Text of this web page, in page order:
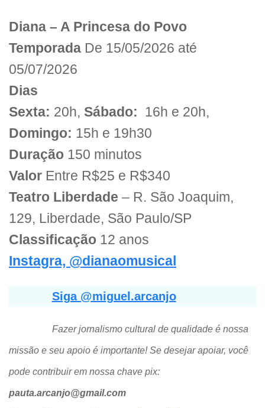
Diana – A Princesa do Povo
Temporada De 15/05/2026 até
05/07/2026
Dias
Sexta: 20h, Sábado: 16h e 20h,
Domingo: 15h e 19h30
Duração 150 minutos
Valor Entre R$25 e R$340
Teatro Liberdade – R. São Joaquim,
129, Liberdade, São Paulo/SP
Classificação 12 anos
Instagra, @dianaomusical
Siga @miguel.arcanjo
Fazer jornalismo cultural de qualidade é nossa
missão e seu apoio é importante! Se desejar apoiar, você
pode contribuir em nossa chave pix:
pauta.arcanjo@gmail.com